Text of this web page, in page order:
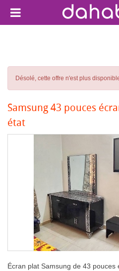
Désolé, cette offre n'est plus
Samsung 43 pouces
état
Écran plat Samsung de 43 pouces